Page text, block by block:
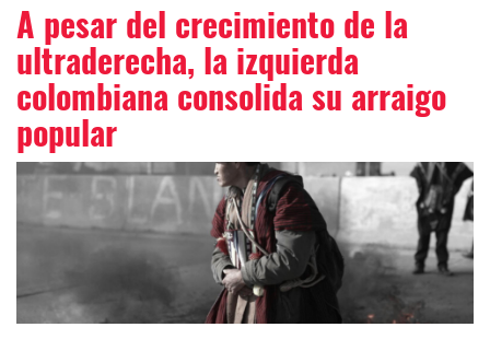
A pesar del crecimiento de la
ultraderecha, la izquierda
colombiana consolida su arraigo
popular